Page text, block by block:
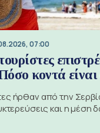
07:00
κοντά είναι
ήρθαν από την
και η μέση